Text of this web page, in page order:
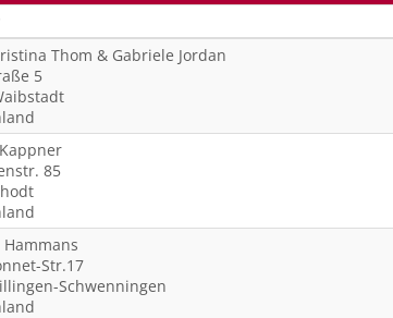
Thom & Gabriele Jordan
5
Kappner
85
Hammans
Str.17
Schwenningen